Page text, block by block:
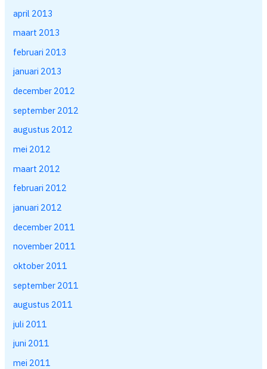
april 2013
maart 2013
februari 2013
januari 2013
december 2012
september 2012
augustus 2012
mei 2012
maart 2012
februari 2012
januari 2012
december 2011
november 2011
oktober 2011
september 2011
augustus 2011
juli 2011
juni 2011
mei 2011